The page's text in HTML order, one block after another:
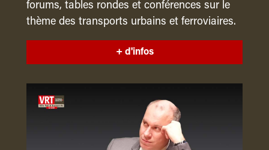
forums, tables rondes et conférences sur le
thème des transports urbains et ferroviaires.
+ d'infos